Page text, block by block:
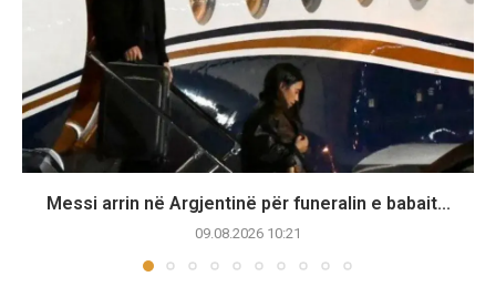
Messi arrin në Argjentinë për funeralin e babait...
09.08.2026 10:21